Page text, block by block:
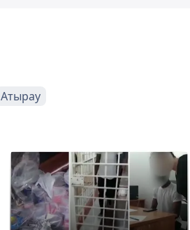
Атырау